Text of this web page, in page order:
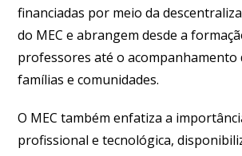
financiadas por meio da
do MEC e abrangem desde a
professores até o acompanhamento
famílias e comunidades.
O MEC também enfatiza a
profissional e tecnológica,